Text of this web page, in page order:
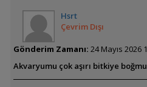
Hsrt
Çevrim Dışı
Gönderim Zamanı: 24 Mayıs 2026
Akvaryumu çok aşırı bitkiye